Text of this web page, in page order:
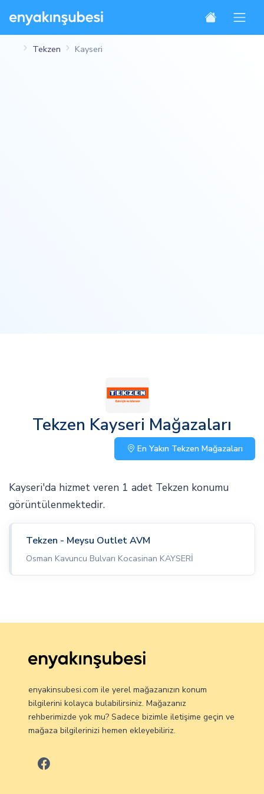
Tekzen Kayseri
Tekzen Kayseri Mağazaları
En Yakın Tekzen Mağazaları
Kayseri'da hizmet veren 1 adet Tekzen konumu
görüntülenmektedir.
Tekzen - Meysu Outlet AVM
Osman Kavuncu Bulvarı Kocasinan KAYSERİ
enyakinsubesi.com ile yerel mağazanızın konum
bilgilerini kolayca bulabilirsiniz. Mağazanız
rehberimizde yok mu? Sadece bizimle iletişime geçin ve
mağaza bilgilerinizi hemen ekleyebiliriz.